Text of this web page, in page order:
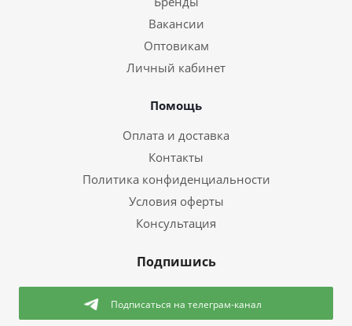
Вакансии
Оптовикам
Личный кабинет
Помощь
Оплата и доставка
Контакты
Политика конфиденциальности
Условия оферты
Консультация
Подпишись
Подписаться на телеграм-канал